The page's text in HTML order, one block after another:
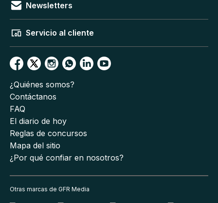
Newsletters
Servicio al cliente
¿Quiénes somos?
Contáctanos
FAQ
El diario de hoy
Reglas de concursos
Mapa del sitio
¿Por qué confiar en nosotros?
Otras marcas de GFR Media